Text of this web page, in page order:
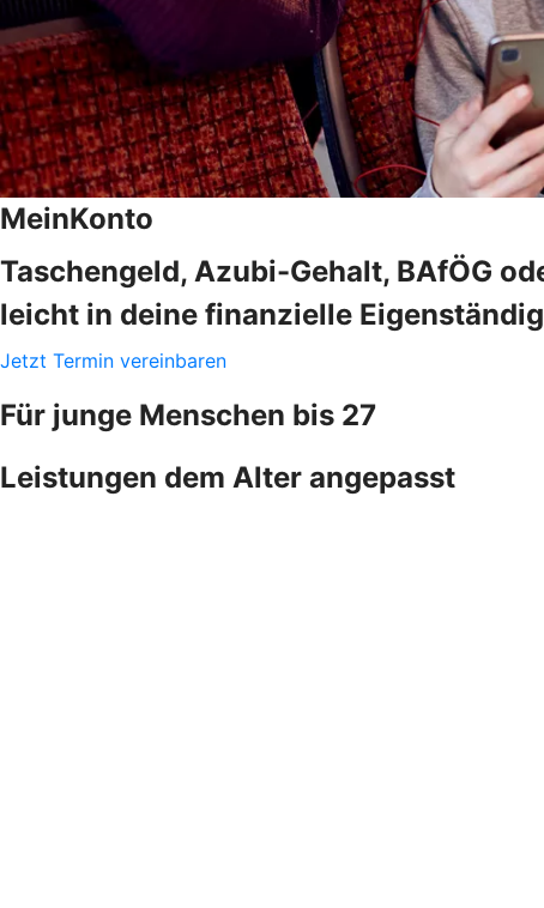
MeinKonto
Taschengeld, Azubi-Gehalt, BAfÖG
leicht in deine finanzielle
Jetzt Termin vereinbaren
Für junge Menschen bis 27
Leistungen dem Alter angepasst